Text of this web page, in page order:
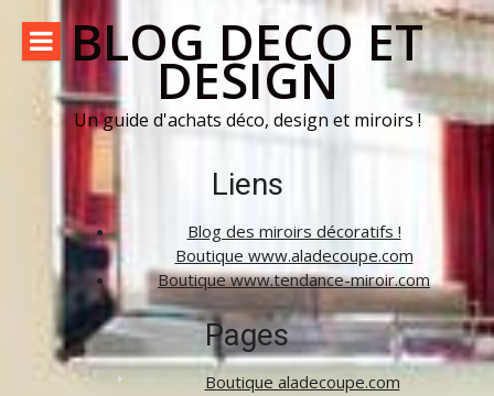
contenu BLOG DECO ET
DESIGN
Un guide d'achats déco, design et miroirs !
Liens
Blog des miroirs décoratifs !
Boutique www.aladecoupe.com
Boutique www.tendance-miroir.com
Pages
Boutique aladecoupe.com